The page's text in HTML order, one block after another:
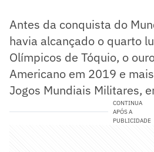
Antes da conquista do
havia alcançado o quarto
Olímpicos de Tóquio, o
Americano em 2019 e
Jogos Mundiais Militares,
CONTINUA
APÓS A
PUBLICIDADE